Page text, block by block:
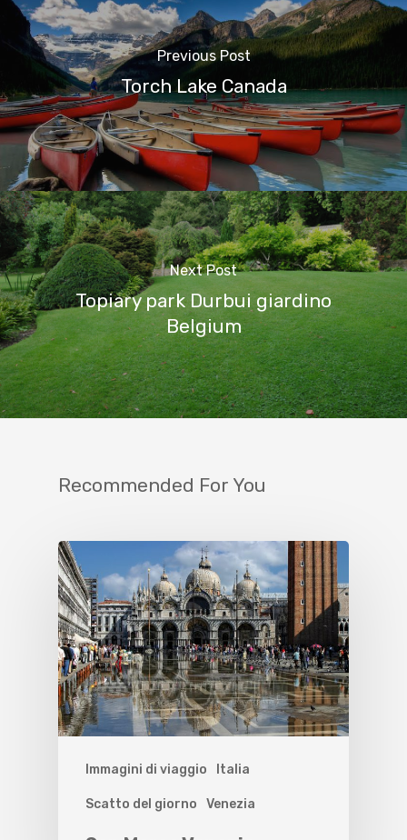
Previous Post
Torch Lake Canada
Next Post
Topiary park Durbui giardino
Belgium
Recommended For You
Immagini di viaggio Italia
Scatto del giorno Venezia